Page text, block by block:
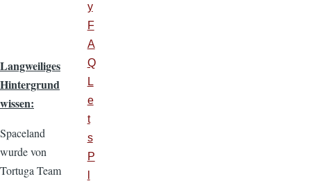
Langweiliges
Hintergrund
wissen:
Spaceland
wurde von
Tortuga Team
y
F
A
Q
L
e
t
s
P